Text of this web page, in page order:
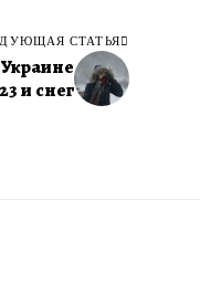
СТАТЬЯ
и снег